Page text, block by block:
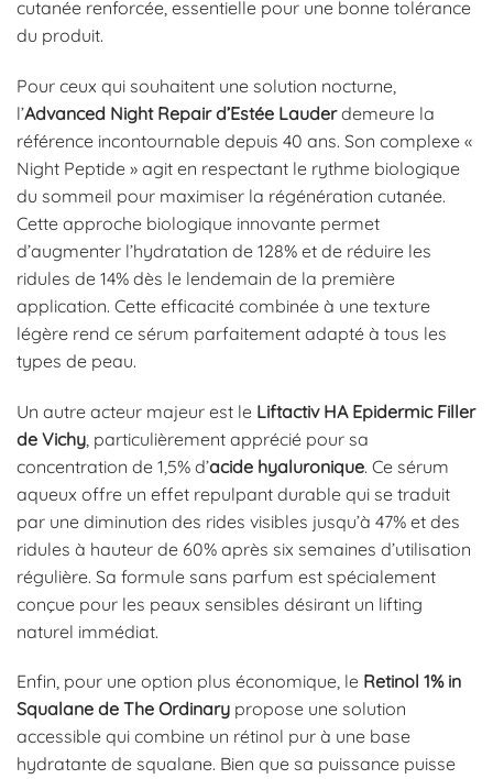
cutanée renforcée, essentielle pour une bonne tolérance
du produit.
Pour ceux qui souhaitent une solution nocturne,
l’Advanced Night Repair d’Estée Lauderdemeure la
référence incontournable depuis 40 ans. Son complexe «
Night Peptide » agit en respectant le rythme biologique
du sommeil pour maximiser la régénération cutanée.
Cette approche biologique innovante permet
d’augmenter l’hydratation de 128% et de réduire les
ridules de 14% dès le lendemain de la première
application. Cette efficacité combinée à une texture
légère rend ce sérum parfaitement adapté à tous les
types de peau.
Un autre acteur majeur est le Liftactiv HA Epidermic Filler
de Vichy , particulièrement apprécié pour sa
concentration de 1,5% d’acide hyaluronique. Ce sérum
aqueux offre un effet repulpant durable qui se traduit
par une diminution des rides visibles jusqu’à 47% et des
ridules à hauteur de 60% après six semaines d’utilisation
régulière. Sa formule sans parfum est spécialement
conçue pour les peaux sensibles désirant un lifting
naturel immédiat.
Enfin, pour une option plus économique, le Retinol 1% in
Squalane de The Ordinary propose une solution
accessible qui combine un rétinol pur à une base
hydratante de squalane. Bien que sa puissance puisse